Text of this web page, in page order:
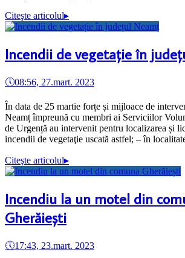
Citeşte articolul▸
Incendii de vegetație în
🕔08:56, 27.mart. 2023
În data de 25 martie forțe și mijloace de
Neamț împreună cu membri ai Serviciilor
de Urgență au intervenit pentru localizarea și
incendii de vegetaţie uscată astfel; – în
Citeşte articolul▸
Incendiu la un motel din
Gherăiești
🕔17:43, 23.mart. 2023